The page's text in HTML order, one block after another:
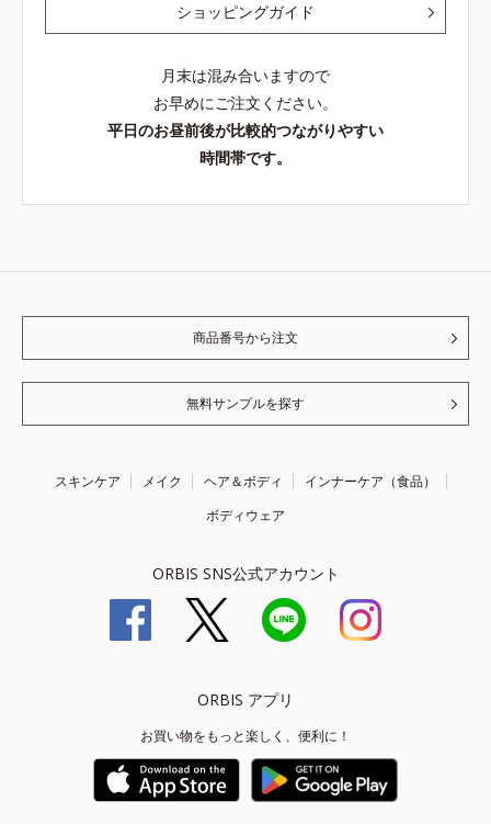
ショッピングガイド
月末は混み合いますので
お早めにご注文ください。
平日のお昼前後が比較的つながりやすい
時間帯です。
商品番号から注文
無料サンプルを探す
スキンケア メイク ヘア＆ボディ
インナーケア（食品）
ボディウェア
ORBIS SNS公式アカウント
ORBIS アプリ
お買い物をもっと楽しく、便利に！